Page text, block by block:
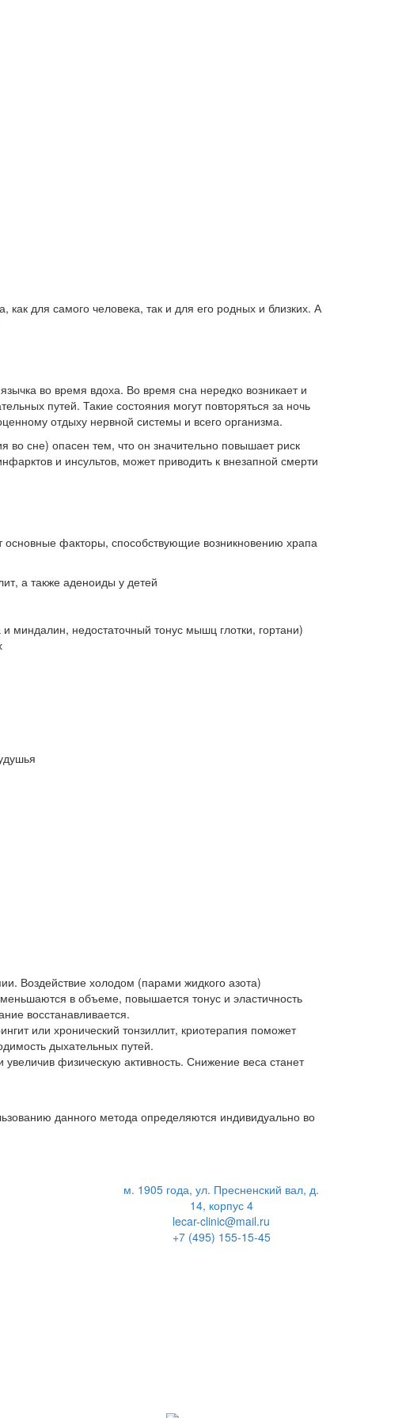
для самого человека, так и для его родных и близких. А
во время вдоха. Во время сна нередко возникает и
путей. Такие состояния могут повторяться за ночь
отдыху нервной системы и всего организма.
во сне) опасен тем, что он значительно повышает риск
и инсультов, может приводить к внезапной смерти
факторы, способствующие возникновению храпа
а также аденоиды у детей
миндалин, недостаточный тонус мышц глотки, гортани)
Воздействие холодом (парами жидкого азота)
в объеме, повышается тонус и эластичность
восстанавливается.
или хронический тонзиллит, криотерапия поможет
дыхательных путей.
физическую активность. Снижение веса станет
данного метода определяются индивидуально во
м. 1905 года, ул. Пресненский вал, д.
14, корпус 4
lecar-clinic@mail.ru
+7 (495) 155-15-45